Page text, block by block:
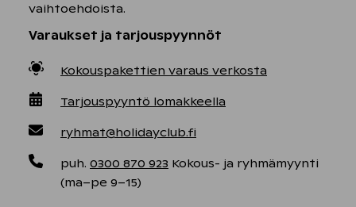
vaihtoehdoista.
Varaukset ja tarjouspyynnöt
Kokouspakettien varaus verkosta
Tarjouspyyntö lomakkeella
ryhmat@holidayclub.fi
puh. 0300 870 923 Kokous- ja ryhmämyynti
(ma–pe 9–15)